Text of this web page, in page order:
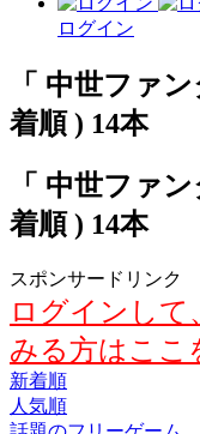
ログイン
「 中世ファ
着順 ) 14本
「 中世ファ
着順 ) 14本
スポンサードリンク
ログインし
みる方はここ
新着順
人気順